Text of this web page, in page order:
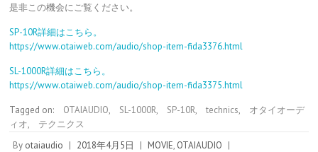
是非この機会にご覧ください。
SP-10R詳細はこちら。
https://www.otaiweb.com/audio/shop-item-fida3376.html
SL-1000R詳細はこちら。
https://www.otaiweb.com/audio/shop-item-fida3375.html
Tagged on: OTAIAUDIO, SL-1000R, SP-10R, technics,
オタイオーデ
ィオ,
テクニクス
By otaiaudio | 2018年4月5日 | MOVIE, OTAIAUDIO |